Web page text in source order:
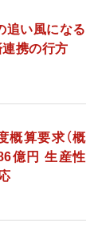
追い風になる
携の行方
概算要求（概
億円 生産性